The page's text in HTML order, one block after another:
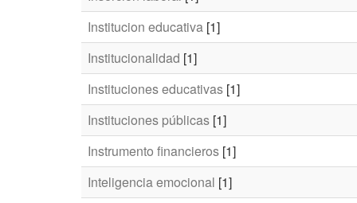
Institucion educativa [1]
Institucionalidad [1]
Instituciones educativas [1]
Instituciones públicas [1]
Instrumento financieros [1]
Inteligencia emocional [1]